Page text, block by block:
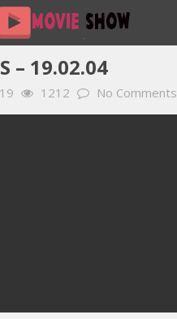
動画 毎日 TBS NEWS – 19.02.04
– 19.02.04
1212 No Comments